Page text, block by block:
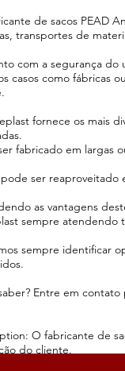
de sacos PEAD
transportes de
com a segurança do
casos como fábricas
fornece os mais
fabricado em largas
ser reaproveitado
as vantagens
sempre atendendo
sempre identificar
Entre em contato
O fabricante de
do cliente.